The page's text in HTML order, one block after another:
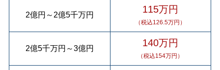
2億円 ～ 2億5千万円 115万円
（税込126.5万円）
2億5千万円 ～3億円 140万円
（税込154万円）